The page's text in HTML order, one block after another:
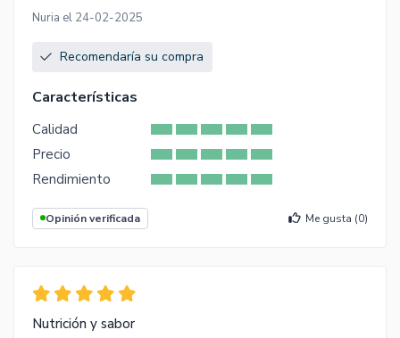
Nuria el 24-02-2025
Recomendaría su compra
Características
Calidad
Precio
Rendimiento
Opinión verificada Me gusta (0)
Nutrición y sabor